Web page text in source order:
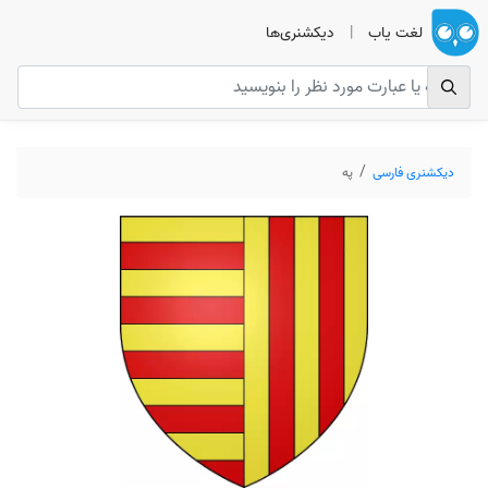
لغت یاب | دیکشنری‌ها
دیکشنری فارسی په